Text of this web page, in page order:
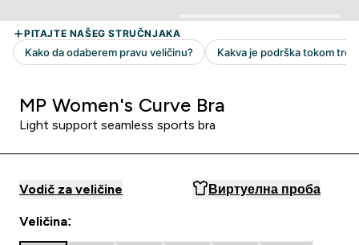
MP Women's Curve Bra
Light support seamless sports bra
Vodič za veličine Виртуелна проба
Veličina: